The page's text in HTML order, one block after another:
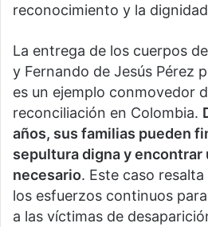
reconocimiento y la
La entrega de los cuerpos
y Fernando de Jesús Pérez
es un ejemplo conmovedor
reconciliación en Colombia.
años, sus familias pueden
sepultura digna y encontrar
necesario. Este caso
los esfuerzos continuos
a las víctimas de